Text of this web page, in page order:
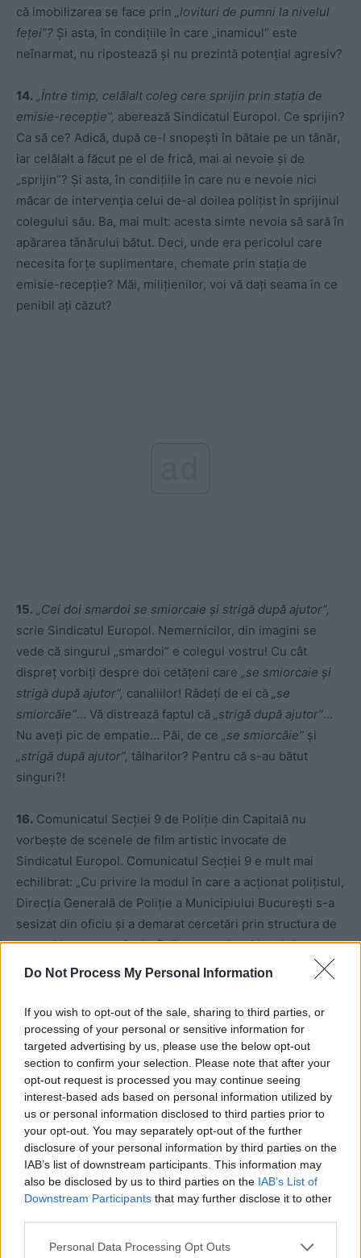
Do Not Process My Personal Information
If you wish to opt-out of the sale, sharing to third parties, or
processing of your personal or sensitive information for
targeted advertising by us, please use the below opt-out
section to confirm your selection. Please note that after your
opt-out request is processed you may continue seeing
interest-based ads based on personal information utilized by
us or personal information disclosed to third parties prior to
your opt-out. You may separately opt-out of the further
disclosure of your personal information by third parties on the
IAB’s list of downstream participants. This information may
also be disclosed by us to third parties on the IAB’s List of
Downstream Participants that may further disclose it to other
Personal Data Processing Opt Outs
că imobilizarea se face prin „lovituri de pumni la nivelul
feței”? Și asta, în condițiile în care „inamicul” este
neînarmat, nu ripostează și nu prezintă potențial agresiv?
14. „Între timp, celălalt coleg cere sprijin prin stația de
emisie-recepție”, aberează Sindicatul Europol. Ce sprijin?
Ca să ce? Adică, după ce-l snopești în bătaie pe un tânăr,
iar celălalt a făcut pe el de frică, mai ai nevoie și de
„sprijin”? Și asta, în condițiile în care nu e nevoie nici
măcar de intervenția celui de-al doilea polițist în sprijinul
colegului său. Ba, mai mult: acesta simte nevoia să sară în
apărarea tânărului bătut. Deci, unde era pericolul care
necesita forțe suplimentare, chemate prin stația de
emisie-recepție? Măi, milițienilor, voi vă dați seama în ce
penibil ați căzut?
15. „Cei doi smardoi se smiorcaie și strigă după ajutor”,
scrie Sindicatul Europol. Nemernicilor, din imagini se
vede că singurul „smardoi” e colegul vostru! Cu cât
dispreț vorbiți despre doi cetățeni care „se smiorcaie și
strigă după ajutor”, canaliilor! Râdeți de ei că „se
smiorcăie”… Vă distrează faptul că „strigă după ajutor”…
Nu aveți pic de empatie… Păi, de ce „se smiorcăie” și
„strigă după ajutor”, tâlharilor? Pentru că s-au bătut
singuri?!
16. Comunicatul Secției 9 de Poliție din Capitală nu
vorbește de scenele de film artistic invocate de
Sindicatul Europol. Comunicatul Secției 9 e mult mai
echilibrat: „Cu privire la modul în care a acționat polițistul,
Direcția Generală de Poliţie a Municipiului București s-a
sesizat din oficiu și a demarat cercetări prin structura de
control intern, urmând a fi dispuse măsuri legale”.
respectat ordonanțele militare și au ieșit noaptea pe
stradă. OK, au greșit, să fie pedepsiți exemplar! Dar unde
scrie, în ce decret sau ordonanță militară, că o asemenea
faptă se pedepsește cu pumni în cap până îl lași lat?!
ad